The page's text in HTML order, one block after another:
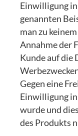
Einwilligung
genannten
man zu
Annahme der
Kunde auf die
Gegen eine
Einwilligung
wurde und
des Produkts